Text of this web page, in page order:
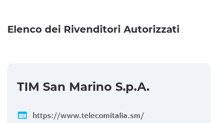
Elenco dei Rivenditori Autorizzati
TIM San Marino S.p.A.
web https://www.telecomitalia.sm/